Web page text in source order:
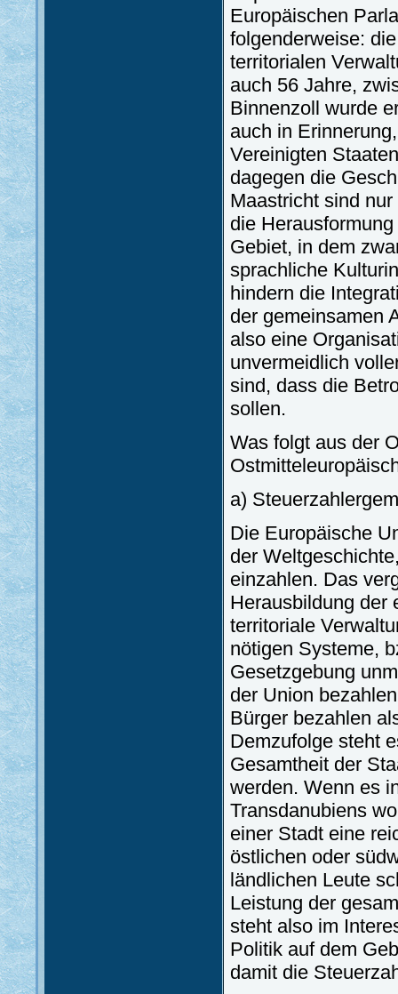
Europäischen
folgenderweise:
territorialen
auch 56 Jahre,
Binnenzoll wurde
auch in
Vereinigten
dagegen die
Maastricht sind
die
Gebiet, in dem
sprachliche
hindern die
der gemeinsamen
also eine
unvermeidlich
sind, dass die
sollen.
Was folgt aus der
a)
Die Europäische
der
einzahlen. Das
Herausbildung der
territoriale
nötigen Systeme,
Gesetzgebung
der Union
Bürger bezahlen
Demzufolge steht
Gesamtheit der
werden. Wenn es
Transdanubiens
einer Stadt eine
östlichen oder
ländlichen Leute
Leistung der
steht also im
Politik auf dem
damit die